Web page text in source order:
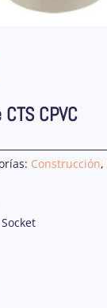
CPVC
Construcción,